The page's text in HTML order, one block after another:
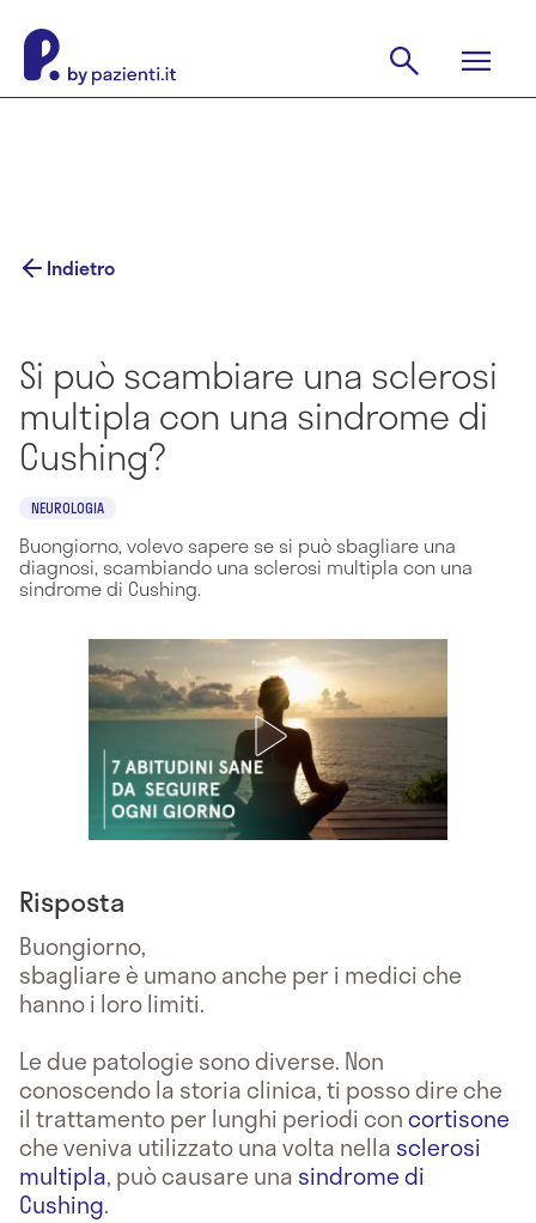
Indietro
Si può scambiare una sclerosi
multipla con una sindrome di
Cushing?
NEUROLOGIA
Buongiorno, volevo sapere se si può sbagliare una
diagnosi, scambiando una sclerosi multipla con una
sindrome di Cushing.
Risposta
Buongiorno,
sbagliare è umano anche per i medici che
hanno i loro limiti.
Le due patologie sono diverse. Non
conoscendo la storia clinica, ti posso dire che
il trattamento per lunghi periodi concortisone
che veniva utilizzato una volta nella sclerosi
multipla, può causare una sindrome di
Cushing.